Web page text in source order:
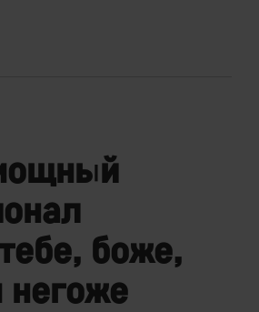
боже,
негоже